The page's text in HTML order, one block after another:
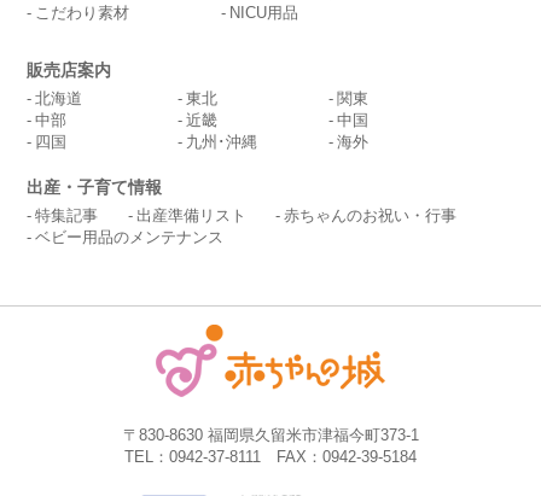
こだわり素材
NICU用品
販売店案内
北海道 東北
関東
中部
近畿
中国
四国
九州･沖縄 海外
出産・子育て情報
特集記事 出産準備リスト
赤ちゃんのお祝い・行事
ベビー用品のメンテナンス
〒830-8630 福岡県久留米市津福今町373-1
TEL：0942-37-8111 FAX：0942-39-5184